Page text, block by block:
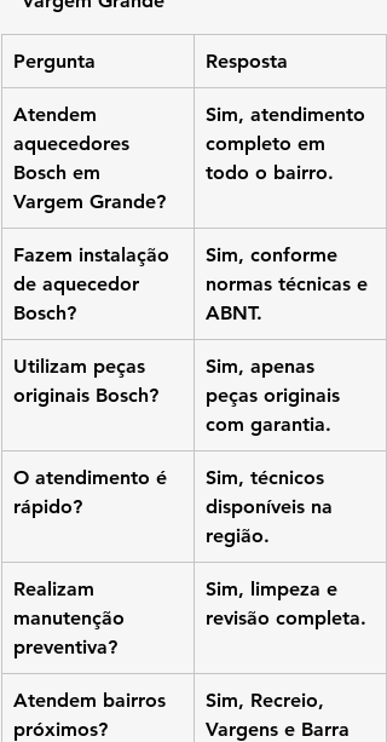
Pergunta Resposta
Atendem
aquecedores
Bosch em
Vargem Grande?
Sim, atendimento
completo em
todo o bairro.
Fazem instalação
de aquecedor
Bosch?
Sim, conforme
normas técnicas e
ABNT.
Utilizam peças
originais Bosch?
Sim, apenas
peças originais
com garantia.
O atendimento é
rápido?
Sim, técnicos
disponíveis na
região.
Realizam
manutenção
preventiva?
Sim, limpeza e
revisão completa.
Atendem bairros
próximos?
Sim, Recreio,
Vargens e Barra